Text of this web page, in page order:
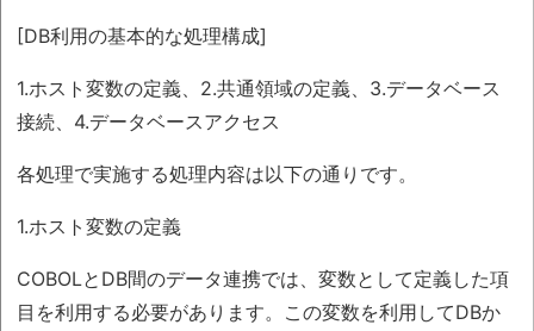
[DB利用の基本的な処理構成]
1.ホスト変数の定義、2.共通領域の定義、3.データベース
接続、4.データベースアクセス
各処理で実施する処理内容は以下の通りです。
1.ホスト変数の定義
COBOLとDB間のデータ連携では、変数として定義した項
目を利用する必要があります。この変数を利用してDBか